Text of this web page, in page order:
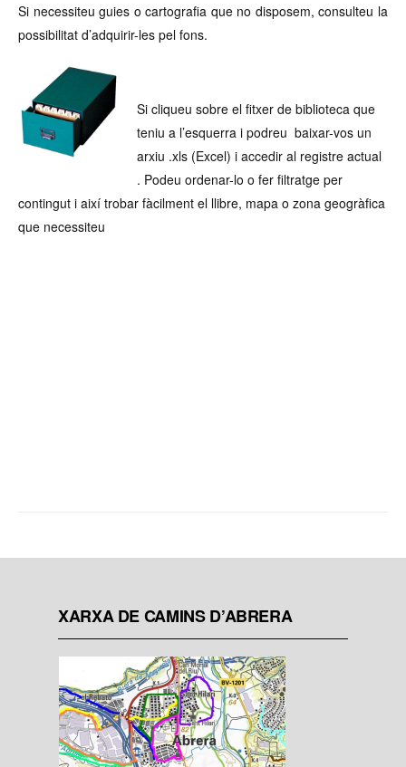
Si necessiteu guies o cartografia que no disposem, consulteu la
possibilitat d’adquirir-les pel fons.
Si cliqueu sobre el fitxer de biblioteca que
teniu a l’esquerra i podreu baixar-vos un
arxiu .xls (Excel) i accedir al registre actual
. Podeu ordenar-lo o fer filtratge per
contingut i així trobar fàcilment el llibre, mapa o zona geogràfica
que necessiteu
XARXA DE CAMINS D’ABRERA